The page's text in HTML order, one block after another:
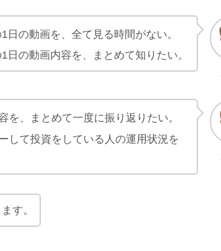
日の動画を、全て見る時間がない。
日の動画内容を、まとめて知りたい。
を、まとめて一度に振り返りたい。
して投資をしている人の運用状況を
す。